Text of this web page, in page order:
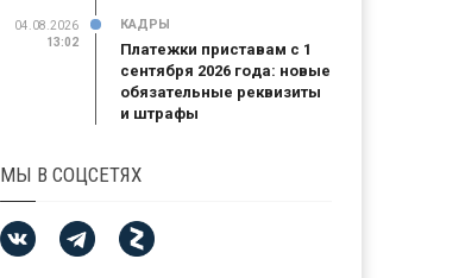
04.08.2026
13:02
КАДРЫ
Платежки приставам с 1
сентября 2026 года: новые
обязательные реквизиты
и штрафы
МЫ В СОЦСЕТЯХ